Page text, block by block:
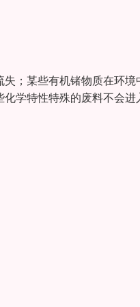
；某些有机锗物质在环境
学特性特殊的废料不会进